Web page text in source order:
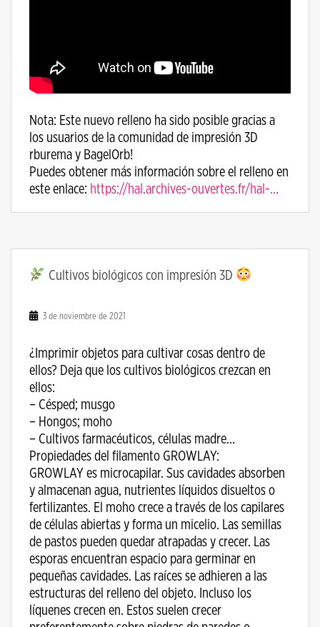
Nota: Este nuevo relleno ha sido posible gracias a
los usuarios de la comunidad de impresión 3D
rburema y BagelOrb!
Puedes obtener más información sobre el relleno en
este enlace: https://hal.archives-ouvertes.fr/hal-…
Cultivos biológicos con impresión 3D
3 de noviembre de 2021
¿Imprimir objetos para cultivar cosas dentro de
ellos? Deja que los cultivos biológicos crezcan en
ellos:
– Césped; musgo
– Hongos; moho
– Cultivos farmacéuticos, células madre…
Propiedades del filamento GROWLAY:
GROWLAY es microcapilar. Sus cavidades absorben
y almacenan agua, nutrientes líquidos disueltos o
fertilizantes. El moho crece a través de los capilares
de células abiertas y forma un micelio. Las semillas
de pastos pueden quedar atrapadas y crecer. Las
esporas encuentran espacio para germinar en
pequeñas cavidades. Las raíces se adhieren a las
estructuras del relleno del objeto. Incluso los
líquenes crecen en. Estos suelen crecer